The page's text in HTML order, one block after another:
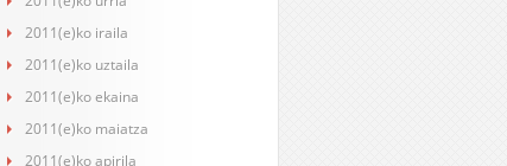
2011(e)ko iraila
2011(e)ko uztaila
2011(e)ko ekaina
2011(e)ko maiatza
2011(e)ko apirila